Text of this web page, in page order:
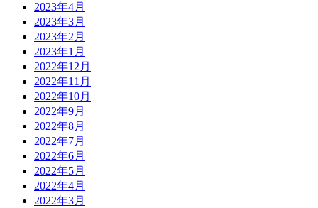
2023年4月
2023年3月
2023年2月
2023年1月
2022年12月
2022年11月
2022年10月
2022年9月
2022年8月
2022年7月
2022年6月
2022年5月
2022年4月
2022年3月